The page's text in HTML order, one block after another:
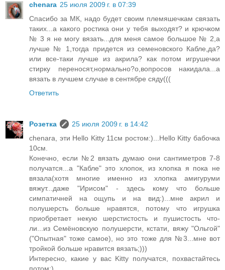
chenara 25 июля 2009 г. в 07:39
Спасибо за МК, надо будет своим племяшечкам связать
таких...а какого ростика они у тебя выходят? и крючком
№ 3 я не могу вязать...для меня самое большое № 2,а
лучше № 1,тогда придется из семеновского Кабле,да?
или все-таки лучше из акрила? как потом игрушечки
стирку переносят,нормально?о,вопросов накидала...а
вязать в лучшем случае в сентябре сяду(((
Ответить
Розетка
25 июля 2009 г. в 14:42
chenara, эти Hello Kitty 11см ростом:)...Hello Kitty бабочка
10см.
Конечно, если №2 вязать думаю они сантиметров 7-8
получатся...а "Кабле" это хлопок, из хлопка я пока не
вязала(хотя многие именно из хлопка амигуруми
вяжут...даже "Ирисом" - здесь кому что больше
симпатичней на ощупь и на вид:)...мне акрил и
полушерсть больше нравятся, потому что игрушка
приобретает некую шерстистость и пушистость что-
ли...из Семёновскую полушерсти, кстати, вяжу "Ольгой"
("Опытная" тоже самое), но это тоже для №3...мне вот
тройкой больше нравится вязать;)))
Интересно, какие у вас Kitty получатся, похвастайтесь